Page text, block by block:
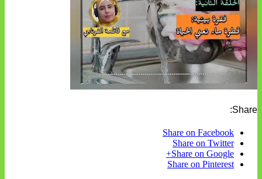
Share:
Share on Facebook
Share on Twitter
Share on Google+
Share on Pinterest